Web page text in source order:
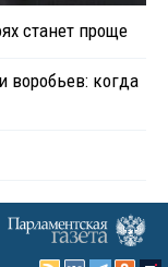
станет проще
воробьев: когда